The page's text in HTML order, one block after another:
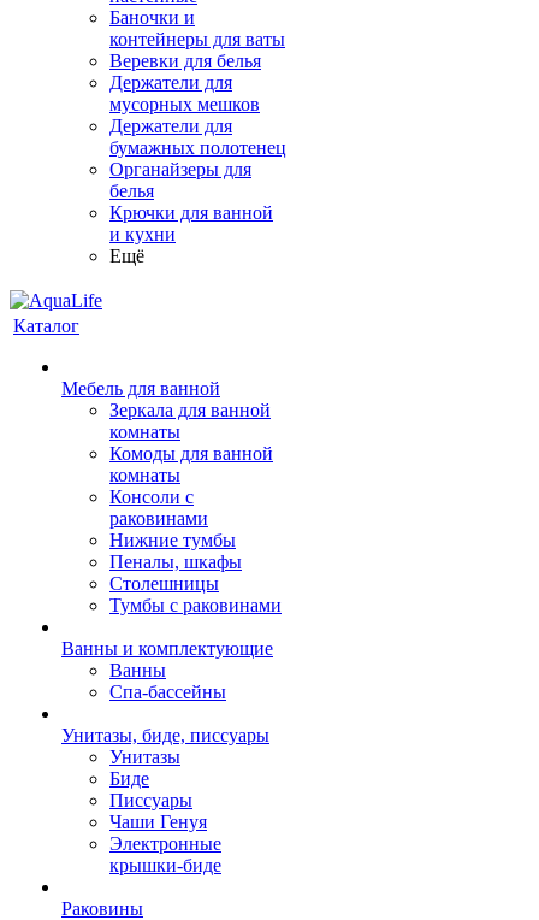
Баночки и
контейнеры для ваты
Веревки для белья
Держатели для
мусорных мешков
Держатели для
бумажных полотенец
Органайзеры для
белья
Крючки для ванной
и кухни
Ещё
Каталог
Мебель для ванной
Зеркала для ванной
комнаты
Комоды для ванной
комнаты
Консоли с
раковинами
Нижние тумбы
Пеналы, шкафы
Столешницы
Тумбы с раковинами
Ванны и комплектующие
Ванны
Спа-бассейны
Унитазы, биде, писсуары
Унитазы
Биде
Писсуары
Чаши Генуя
Электронные
крышки-биде
Раковины